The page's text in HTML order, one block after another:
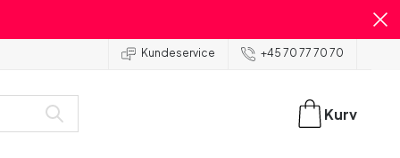
Kundeservice +45 70 77 70 70
Kurv